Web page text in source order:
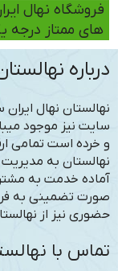
فروشگاه نهال
های ممتاز درجه
درباره
نهالستان نهال
سایت نیز موجود
و خرده است تمامی
نهالستان به
آماده خدمت به
صورت تضمینی به
حضوری نیز از
تماس با